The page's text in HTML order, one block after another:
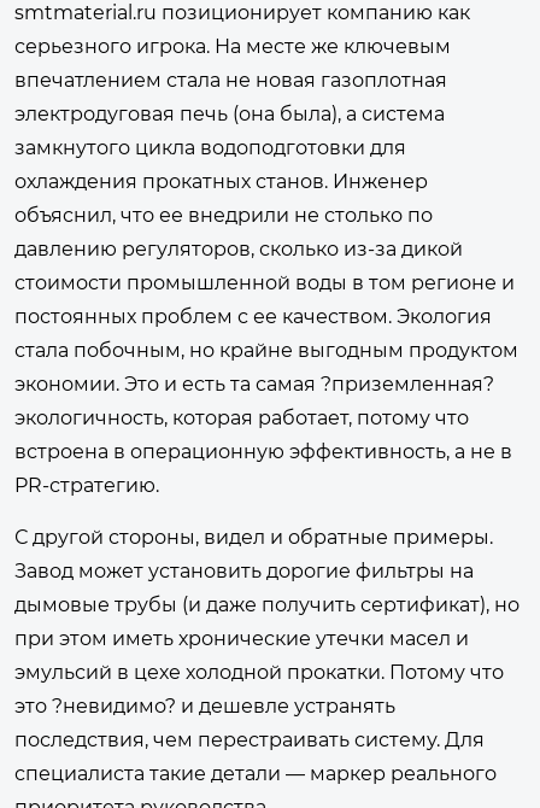
smtmaterial.ru позиционирует компанию как
серьезного игрока. На месте же ключевым
впечатлением стала не новая газоплотная
электродуговая печь (она была), а система
замкнутого цикла водоподготовки для
охлаждения прокатных станов. Инженер
объяснил, что ее внедрили не столько по
давлению регуляторов, сколько из-за дикой
стоимости промышленной воды в том регионе и
постоянных проблем с ее качеством. Экология
стала побочным, но крайне выгодным продуктом
экономии. Это и есть та самая ?приземленная?
экологичность, которая работает, потому что
встроена в операционную эффективность, а не в
PR-стратегию.
С другой стороны, видел и обратные примеры.
Завод может установить дорогие фильтры на
дымовые трубы (и даже получить сертификат), но
при этом иметь хронические утечки масел и
эмульсий в цехе холодной прокатки. Потому что
это ?невидимо? и дешевле устранять
последствия, чем перестраивать систему. Для
специалиста такие детали — маркер реального